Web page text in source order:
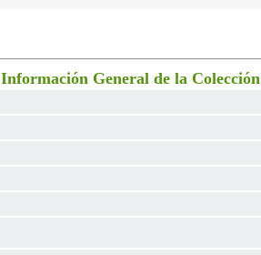
Información General de la Colección